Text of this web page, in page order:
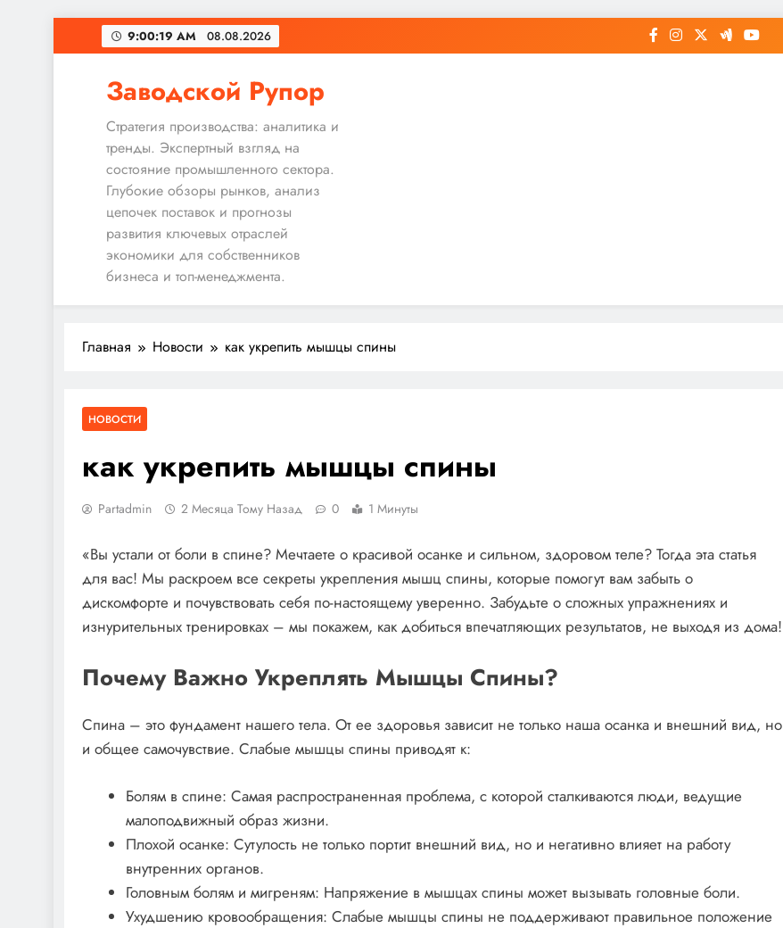
Перейти
к
9:00:20 AM 08.08.2026
Заводской Рупор
Стратегия производства: аналитика и
тренды. Экспертный взгляд на
состояние промышленного сектора.
Глубокие обзоры рынков, анализ
цепочек поставок и прогнозы
развития ключевых отраслей
экономики для собственников
бизнеса и топ-менеджмента.
Главная Новости как укрепить мышцы спины
НОВОСТИ
как укрепить мышцы спины
Partadmin 2 Месяца Тому Назад 0 1 Минуты
«Вы устали от боли в спине? Мечтаете о красивой осанке и сильном, здоровом теле? Тогда эта статья
для вас! Мы раскроем все секреты укрепления мышц спины, которые помогут вам забыть о
дискомфорте и почувствовать себя по-настоящему уверенно. Забудьте о сложных упражнениях и
изнурительных тренировках – мы покажем, как добиться впечатляющих результатов, не выходя из дома!
Почему Важно Укреплять Мышцы Спины?
Спина – это фундамент нашего тела. От ее здоровья зависит не только наша осанка и внешний вид, но
и общее самочувствие. Слабые мышцы спины приводят к:
Болям в спине: Самая распространенная проблема, с которой сталкиваются люди, ведущие
малоподвижный образ жизни.
Плохой осанке: Сутулость не только портит внешний вид, но и негативно влияет на работу
внутренних органов.
Головным болям и мигреням: Напряжение в мышцах спины может вызывать головные боли.
Ухудшению кровообращения: Слабые мышцы спины не поддерживают правильное положение